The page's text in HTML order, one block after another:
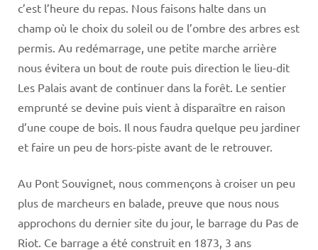
c’est l’heure du repas. Nous faisons halte dans un
champ où le choix du soleil ou de l’ombre des arbres est
permis. Au redémarrage, une petite marche arrière
nous évitera un bout de route puis direction le lieu-dit
Les Palais avant de continuer dans la forêt. Le sentier
emprunté se devine puis vient à disparaître en raison
d’une coupe de bois. Il nous faudra quelque peu jardiner
et faire un peu de hors-piste avant de le retrouver.
Au Pont Souvignet, nous commençons à croiser un peu
plus de marcheurs en balade, preuve que nous nous
approchons du dernier site du jour, le barrage du Pas de
Riot. Ce barrage a été construit en 1873, 3 ans